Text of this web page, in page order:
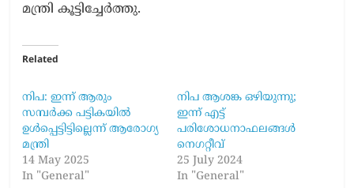
മന്ത്രി കൂട്ടിച്ചേര്‍ത്തു.
Related
നിപ: ഇന്ന് ആരും
സമ്പർക്ക പട്ടികയിൽ
ഉൾപ്പെട്ടിട്ടില്ലെന്ന് ആരോഗ്യ
മന്ത്രി
14 May 2025
In "General"
നിപ ആശങ്ക ഒഴിയുന്നു;
ഇന്ന് എട്ട്
പരിശോധനാഫലങ്ങൾ
നെ​ഗറ്റീവ്
25 July 2024
In "General"